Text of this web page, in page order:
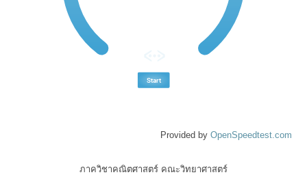
Provided by OpenSpeedtest.com
ภาควิชาคณิตศาสตร์ คณะวิทยาศาสตร์